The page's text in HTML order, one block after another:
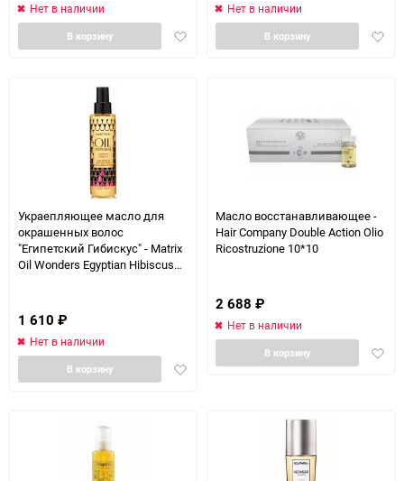
Нет в наличии
Добавить
В корзину
Нет в наличии
В корзину
Украепляющее масло для
окрашенных волос
"Египетский Гибискус" - Matrix
Oil Wonders Egyptian Hibiscus
1 610 ₽
Нет в наличии
Добавить
В корзину
Масло восстанавливающее -
Hair Company Double Action Olio
Ricostruzione 10*10
2 688 ₽
Нет в наличии
В корзину